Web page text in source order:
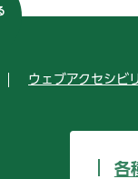
ウェブアクセシビ
各